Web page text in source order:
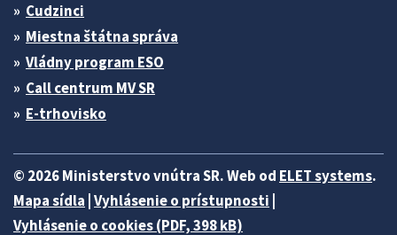
Cudzinci
Miestna štátna správa
Vládny program ESO
Call centrum MV SR
E-trhovisko
© 2026 Ministerstvo vnútra SR. Web od ELET systems.
Mapa sídla Vyhlásenie o prístupnosti
Vyhlásenie o cookies (PDF, 398 kB)